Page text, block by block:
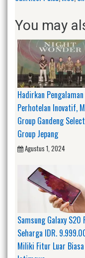
You may
Hadirkan Pengalaman
Perhotelan Inovatif,
Group Gandeng
Group Jepang
Agustus 1, 2024
Samsung Galaxy S20
Seharga IDR.
Miliki Fitur Luar Biasa